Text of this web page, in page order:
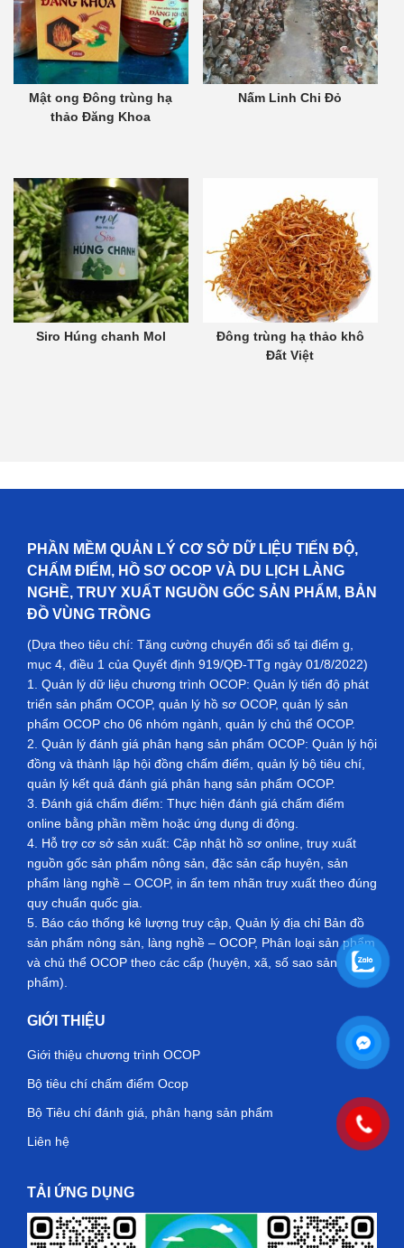
Mật ong Đông trùng hạ
thảo Đăng Khoa
Nấm Linh Chi Đỏ
Siro Húng chanh Mol
Đông trùng hạ thảo khô
Đất Việt
PHẦN MỀM QUẢN LÝ CƠ SỞ DỮ LIỆU TIẾN ĐỘ,
CHẤM ĐIỂM, HỒ SƠ OCOP VÀ DU LỊCH LÀNG
NGHỀ, TRUY XUẤT NGUỒN GỐC SẢN PHẨM, BẢN
ĐỒ VÙNG TRỒNG
(Dựa theo tiêu chí: Tăng cường chuyển đổi số tại điểm g,
mục 4, điều 1 của Quyết định 919/QĐ-TTg ngày 01/8/2022)
1. Quản lý dữ liệu chương trình OCOP: Quản lý tiến độ phát
triển sản phẩm OCOP, quản lý hồ sơ OCOP, quản lý sản
phẩm OCOP cho 06 nhóm ngành, quản lý chủ thể OCOP.
2. Quản lý đánh giá phân hạng sản phẩm OCOP: Quản lý hội
đồng và thành lập hội đồng chấm điểm, quản lý bộ tiêu chí,
quản lý kết quả đánh giá phân hạng sản phẩm OCOP.
3. Đánh giá chấm điểm: Thực hiện đánh giá chấm điểm
online bằng phần mềm hoặc ứng dụng di động.
4. Hỗ trợ cơ sở sản xuất: Cập nhật hồ sơ online, truy xuất
nguồn gốc sản phẩm nông sản, đặc sản cấp huyện, sản
phẩm làng nghề – OCOP, in ấn tem nhãn truy xuất theo đúng
quy chuẩn quốc gia.
5. Báo cáo thống kê lượng truy cập, Quản lý địa chỉ Bản đồ
sản phẩm nông sản, làng nghề – OCOP, Phân loại sản phẩm
và chủ thể OCOP theo các cấp (huyện, xã, số sao sản
phẩm).
GIỚI THIỆU
Giới thiệu chương trình OCOP
Bộ tiêu chí chấm điểm Ocop
Bộ Tiêu chí đánh giá, phân hạng sản phẩm
Liên hệ
TẢI ỨNG DỤNG